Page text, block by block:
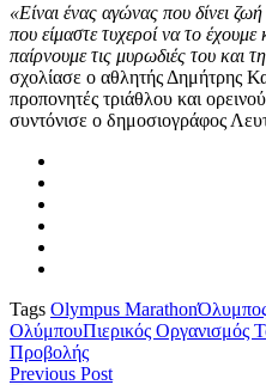
«Είναι ένας αγώνας που δίνει
που είμαστε τυχεροί να το
παίρνουμε τις μυρωδιές του και
σχολίασε ο αθλητής Δημήτρης
προπονητές τριάθλου και
συντόνισε ο δημοσιογράφος
Tags Olympus Marathon
ΟλύμπουΠιερικός Οργανισμός
Προβολής
Previous Post